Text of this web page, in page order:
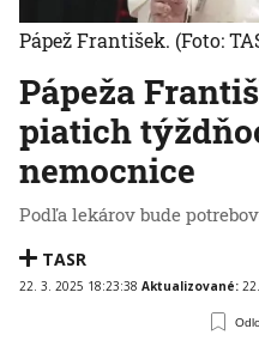
Pápeža
piatich
nemocnice
Podľa lekárov bude
TASR
22. 3. 2025 18:23:38 Aktualizované:
Pápež František. (Foto: